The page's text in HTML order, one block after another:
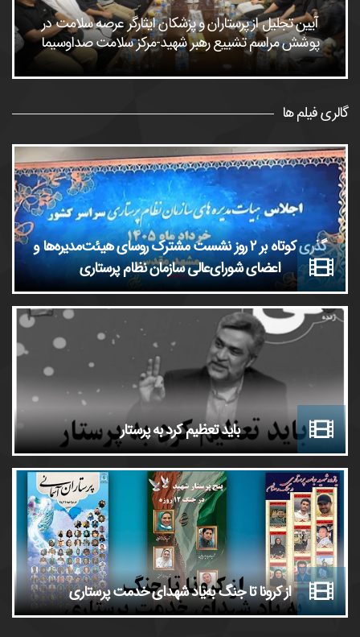
آیین تجلیل از پرستاران و پزشکان ایثارگر عرصه سلامت در
پوشش مراسم تشییع رهبر شهید-مرکز سلامت صداوسیما
گالری فیلم ها
گذری کوتاه بر ٢ روز نشست مشترک روسای هیئت‌مدیره‌ها و
اعضای شورای‌عالی سازمان نظام پرستاری
باید تعظیم کرد به پرستار
از کرونا تا جنگ به‌یاد شهدای خدمت پرستاری